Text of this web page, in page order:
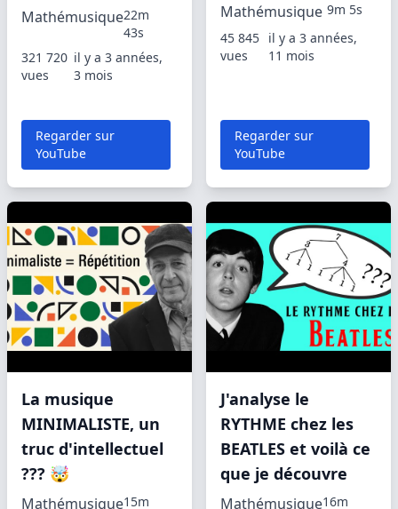
Mathémusique22m
43s
321 720
vues
il y a 3 années,
3 mois
Regarder sur
YouTube
Mathémusique 9m 5s
45 845
vues
il y a 3 années,
11 mois
Regarder sur
YouTube
La musique
MINIMALISTE, un
truc d'intellectuel
??? 🤯
Mathémusique15m
J'analyse le
RYTHME chez les
BEATLES et voilà ce
que je découvre
Mathémusique16m